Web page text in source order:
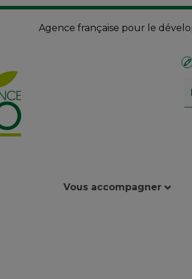
Agence française pour le
Vous accompagner